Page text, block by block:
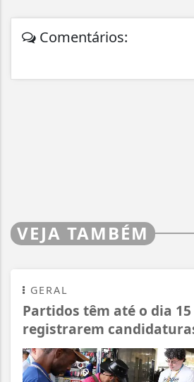
Comentários:
VEJA TAMBÉM
GERAL
Partidos têm até o dia
registrarem